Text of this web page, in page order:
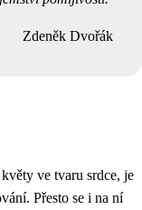
Zdeněk Dvořák
ve tvaru srdce, je
Přesto se i na ní